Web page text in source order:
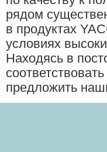
рядом
в продуктах
условиях
Находясь в
предложить